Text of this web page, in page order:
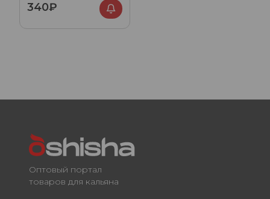
340₽
Оптовый портал
товаров для кальяна